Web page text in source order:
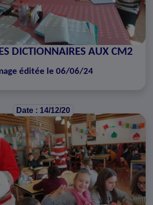
DICTIONNAIRES AUX CM2
éditée le 06/06/24
Date : 14/12/20